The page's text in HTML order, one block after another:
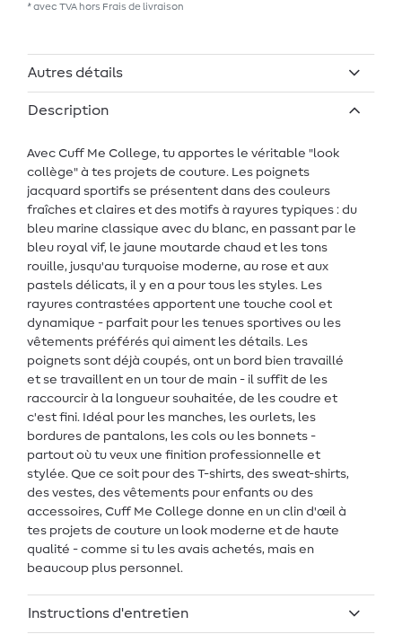
* avec TVA hors Frais de livraison
Autres détails
Description
Avec Cuff Me College, tu apportes le véritable "look
collège" à tes projets de couture. Les poignets
jacquard sportifs se présentent dans des couleurs
fraîches et claires et des motifs à rayures typiques : du
bleu marine classique avec du blanc, en passant par le
bleu royal vif, le jaune moutarde chaud et les tons
rouille, jusqu'au turquoise moderne, au rose et aux
pastels délicats, il y en a pour tous les styles. Les
rayures contrastées apportent une touche cool et
dynamique - parfait pour les tenues sportives ou les
vêtements préférés qui aiment les détails. Les
poignets sont déjà coupés, ont un bord bien travaillé
et se travaillent en un tour de main - il suffit de les
raccourcir à la longueur souhaitée, de les coudre et
c'est fini. Idéal pour les manches, les ourlets, les
bordures de pantalons, les cols ou les bonnets -
partout où tu veux une finition professionnelle et
stylée. Que ce soit pour des T-shirts, des sweat-shirts,
des vestes, des vêtements pour enfants ou des
accessoires, Cuff Me College donne en un clin d'œil à
tes projets de couture un look moderne et de haute
qualité - comme si tu les avais achetés, mais en
beaucoup plus personnel.
Instructions d'entretien